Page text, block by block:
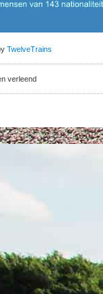
TwelveTrains
verleend